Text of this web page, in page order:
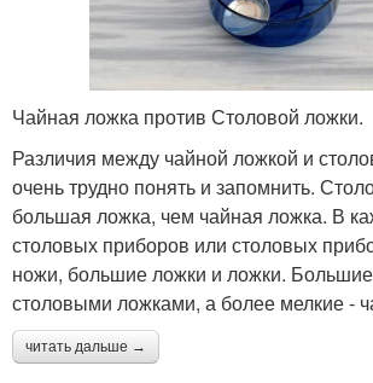
Чайная ложка против Столовой ложки.
Различия между чайной ложкой и
очень трудно понять и запомнить.
большая ложка, чем чайная ложка. В
столовых приборов или столовых
ножи, большие ложки и ложки.
столовыми ложками, а более мелкие -
читать дальше →